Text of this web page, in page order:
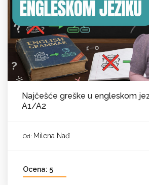
Najčešće greške u engleskom
A1/A2
Od: Milena Nađ
Ocena: 5